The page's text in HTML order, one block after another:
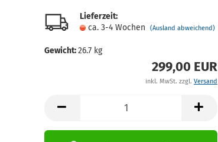
Lieferzeit:
ca. 3-4 Wochen
(Ausland abweichend)
Gewicht:26.7kg
299,00 EUR
inkl. MwSt. zzgl. Versand